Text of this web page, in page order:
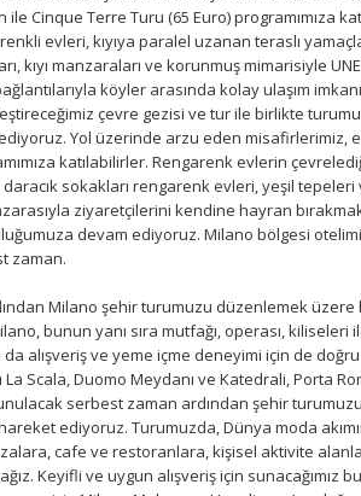
Cinque Terre Turu (65 Euro) programımıza
evleri, kıyıya paralel uzanan teraslı
kıyı manzaraları ve korunmuş mimarisiyle
köyler arasında kolay ulaşım
çevre gezisi ve tur ile birlikte
Yol üzerinde arzu eden misafirlerimiz,
katılabilirler. Rengarenk evlerin
sokakları rengarenk evleri, yeşil
ziyaretçilerini kendine hayran
devam ediyoruz. Milano bölgesi
zaman.
Milano şehir turumuzu düzenlemek
bunun yanı sıra mutfağı, operası, kiliseleri
alışveriş ve yeme içme deneyimi için de
Scala, Duomo Meydanı ve Katedrali, Porta
serbest zaman ardından şehir
ediyoruz. Turumuzda, Dünya moda
cafe ve restoranlara, kişisel aktivite
Keyifli ve uygun alışveriş için sunacağımız